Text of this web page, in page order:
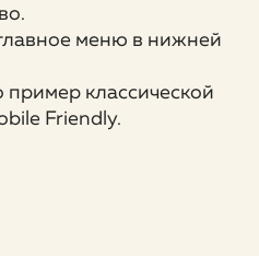
меню в нижней
классической
Friendly.